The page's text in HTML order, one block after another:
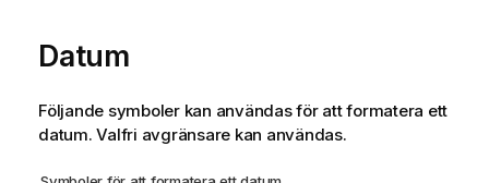
Datum
Följande symboler kan användas för att formatera ett
datum. Valfri avgränsare kan användas.